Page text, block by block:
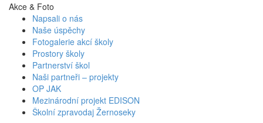
Akce & Foto
Napsali o nás
Naše úspěchy
Fotogalerie akcí školy
Prostory školy
Partnerství škol
Naši partneři – projekty
OP JAK
Mezinárodní projekt EDISON
Školní zpravodaj Žernoseky